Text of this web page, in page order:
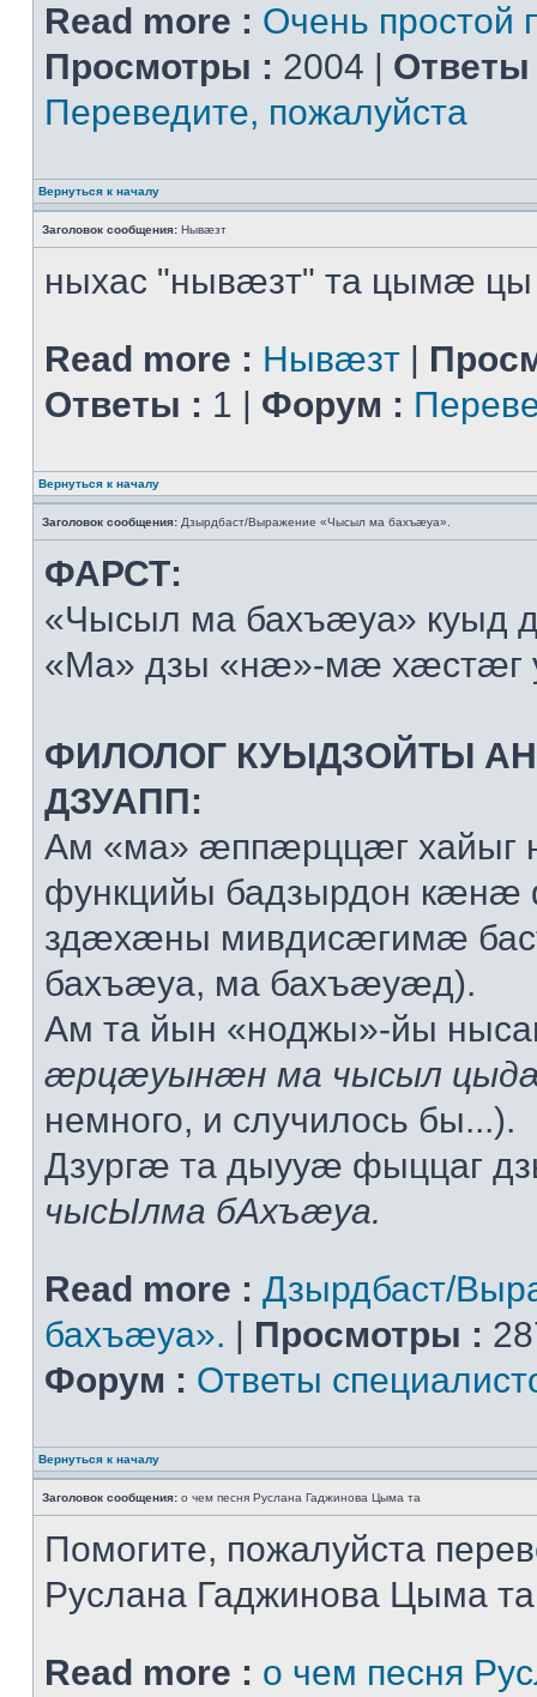
Read more : Очень простой
Просмотры : 2004 | Ответы
Переведите, пожалуйста
Вернуться к началу
Заголовок сообщения: Нывæзт
ныхас "нывæзт" та цымæ цы
Read more : Нывæзт |
Ответы : 1 | Форум :
Вернуться к началу
Заголовок сообщения: Дзырдбаст/Выражение «Чысыл ма бахъæуа».
ФАРСТ:
«Чысыл ма бахъæуа» куыд
«Ма» дзы «нæ»-мæ хæстæг
ФИЛОЛОГ КУЫДЗОЙТЫ
ДЗУАПП:
Ам «ма» æппæрццæг хайыг
функцийы бадзырдон
здæхæны мивдисæгимæ
бахъæуа, ма бахъæуæд).
Ам та йын «ноджы»-йы
æрцæуынæн ма чысыл
немного, и случилось бы...).
Дзургæ та дыууæ фыццаг
чысЫлма бАхъæуа.
Read more : Дзырдбаст/
бахъæуа». | Просмотры :
Форум : Ответы
Вернуться к началу
Заголовок сообщения: о чем песня Руслана Гаджинова Цыма та
Помогите, пожалуйста
Руслана Гаджинова Цыма
Read more : о чем песня